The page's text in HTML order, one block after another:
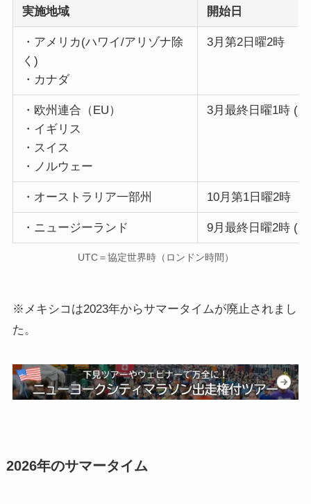
実施地域 開始日
・アメリカ(ハワイ/アリゾナ除
く)
・カナダ
3月第2日曜2時
・欧州連合（EU）
・イギリス
・スイス
・ノルウェー
3月最終日曜1時
・オーストラリア一部州 10月第1日曜2時
・ニュージーランド 9月最終日曜2時
UTC＝協定世界時（ロンドン時間）
※メキシコは2023年からサマータイムが廃止されまし
た。
2026年のサマータイム